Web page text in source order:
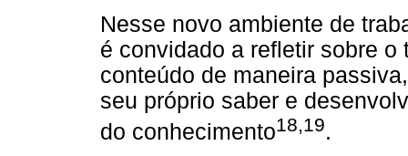
Nesse novo ambiente de
é convidado a refletir sobre
conteúdo de maneira
seu próprio saber e
do conhecimento18,19.